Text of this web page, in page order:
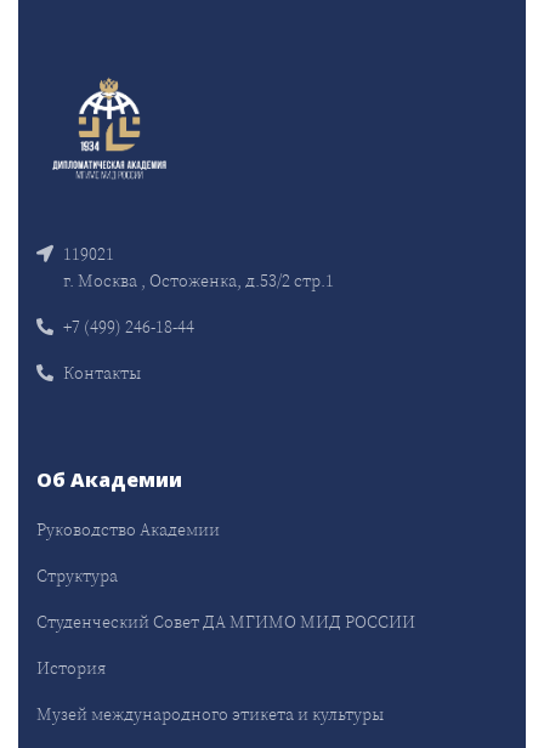
119021
г. Москва , Остоженка, д.53/2 стр.1
+7 (499) 246-18-44
Контакты
Об Академии
Руководство Академии
Структура
Студенческий Совет ДА МГИМО МИД РОССИИ
История
Музей международного этикета и культуры